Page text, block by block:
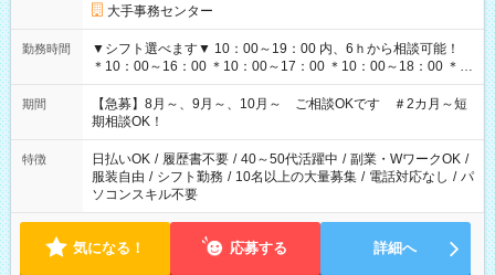
大手事務センター
勤務時間
▼シフト選べます▼ 10：00～19：00 内、6ｈから相談可能！
＊10：00～16：00 ＊10：00～17：00 ＊10：00～18：00 ＊
11：00～19：00 ＊12：00～19：00 ＊13：00～19：00
期間
【急募】8月～、9月～、10月～ ご相談OKです ＃2カ月～短
期相談OK！
特徴 日払いOK / 履歴書不要 / 40～50代活躍中 / 副業・WワークOK /
服装自由 / シフト勤務 / 10名以上の大量募集 / 電話対応なし / パ
ソコンスキル不要
気になる！ 応募する 詳細へ